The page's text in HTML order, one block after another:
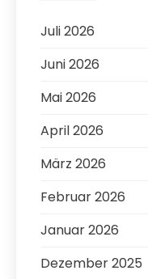
Juli 2026
Juni 2026
Mai 2026
April 2026
März 2026
Februar 2026
Januar 2026
Dezember 2025